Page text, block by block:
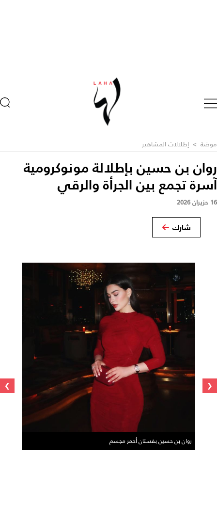
موضة > إطلالات المشاهير
روان بن حسين بإطلالة مونوكرومية
آسرة تجمع بين الجرأة والرقي
16 حزيران 2026
شارك
روان بن حسين بفستان أحمر مجسم
‹
›